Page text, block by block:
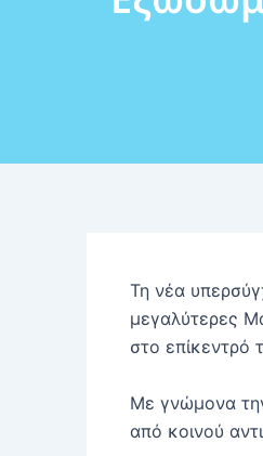
Τη νέα
μεγαλύτερες
στο επίκεντρό
Με γνώμονα
από κοινού